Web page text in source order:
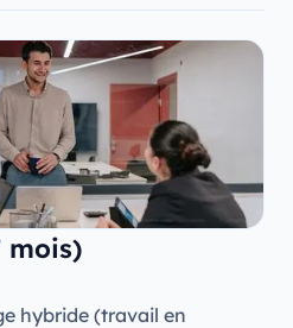
mois)
hybride (travail en